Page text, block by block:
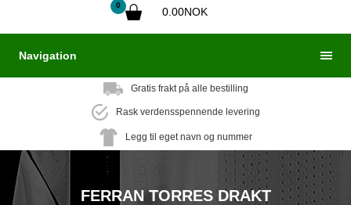
0
0.00NOK
Navigation
Gratis frakt på alle bestilling
Rask verdensspennende levering
Legg til eget navn og nummer
FERRAN TORRES DRAKT